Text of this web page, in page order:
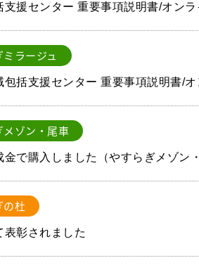
援センター 重要事項説明書/オン
ラージュ
括支援センター 重要事項説明書/
メゾン・尾車
で購入しました（やすらぎメゾン・
の杜
表彰されました